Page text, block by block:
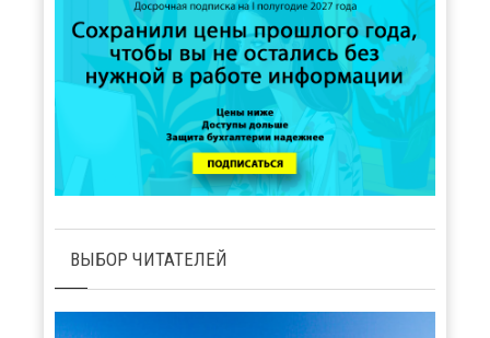
ВЫБОР ЧИТАТЕЛЕЙ